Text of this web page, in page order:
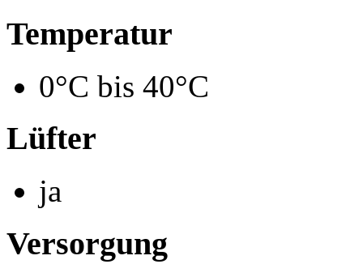
Temperatur
0°C bis 40°C
Lüfter
ja
Versorgung